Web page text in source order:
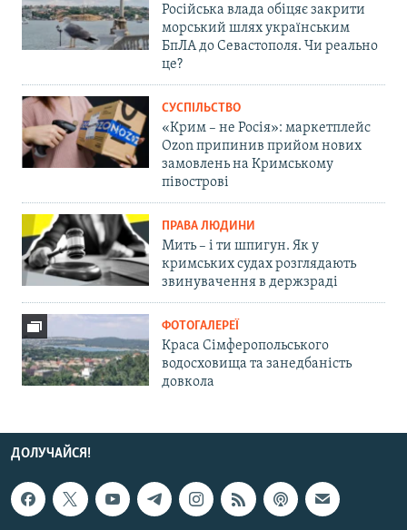
Російська влада обіцяє закрити
морський шлях українським
БпЛА до Севастополя. Чи реально
це?
СУСПІЛЬСТВО
«Крим – не Росія»: маркетплейс
Ozon припинив прийом нових
замовлень на Кримському
півострові
ПРАВА ЛЮДИНИ
Мить – і ти шпигун. Як у
кримських судах розглядають
звинувачення в держзраді
ФОТОГАЛЕРЕЇ
Краса Сімферопольського
водосховища та занедбаність
довкола
ДОЛУЧАЙСЯ!